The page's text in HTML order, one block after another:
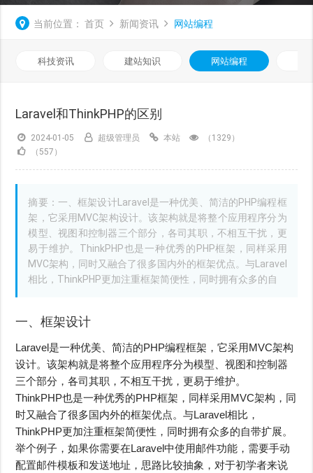
当前位置： 首页 新闻资讯 网站编程
科技资讯 建站知识 网站编程
Laravel和ThinkPHP的区别
2024-01-05 超级管理员 本站
（1329）
（557）
摘要：一、框架设计Laravel是一种优美、简洁的PHP编程框
架，它采用MVC架构设计。该架构就是将整个应用程序分为
模型、视图和控制器三个部分，各司其职，不相互干扰，更
易于维护。ThinkPHP也是一种优秀的PHP框架，同样采用
MVC架构，同时又融合了很多国内外的框架优点。与Laravel
相比，ThinkPHP更加注重框架简便性，同时拥有众多的自
一、框架设计
Laravel是一种优美、简洁的PHP编程框架，它采用MVC架构
设计。该架构就是将整个应用程序分为模型、视图和控制器
三个部分，各司其职，不相互干扰，更易于维护。
ThinkPHP也是一种优秀的PHP框架，同样采用MVC架构，同
时又融合了很多国内外的框架优点。与Laravel相比，
ThinkPHP更加注重框架简便性，同时拥有众多的自带扩展。
举个例子，如果你需要在Laravel中使用邮件功能，需要手动
配置邮件模板和发送地址，思路比较抽象，对于初学者来说